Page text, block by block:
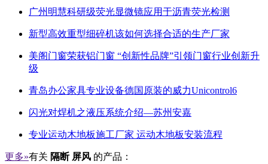
广州明慧科研级荧光显微镜应用于沥青荧光检测
新型高效重型细碎机该如何选择合适的生产厂家
美阁门窗荣获铝门窗 “创新性品牌”引领门窗行业创新升
级
青岛办公家具专业设备德国原装的威力Unicontrol6
闪光对焊机之液压系统介绍—苏州安嘉
专业运动木地板施工厂家 运动木地板安装流程
更多»有关 隔断 屏风 的产品：